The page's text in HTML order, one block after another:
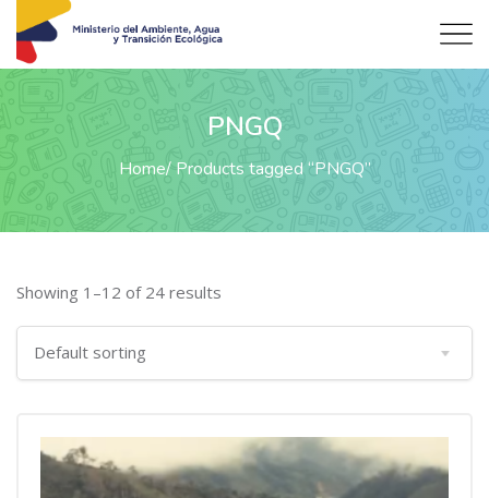
PNGQ
Home Products tagged “PNGQ”
Showing 1–12 of 24 results